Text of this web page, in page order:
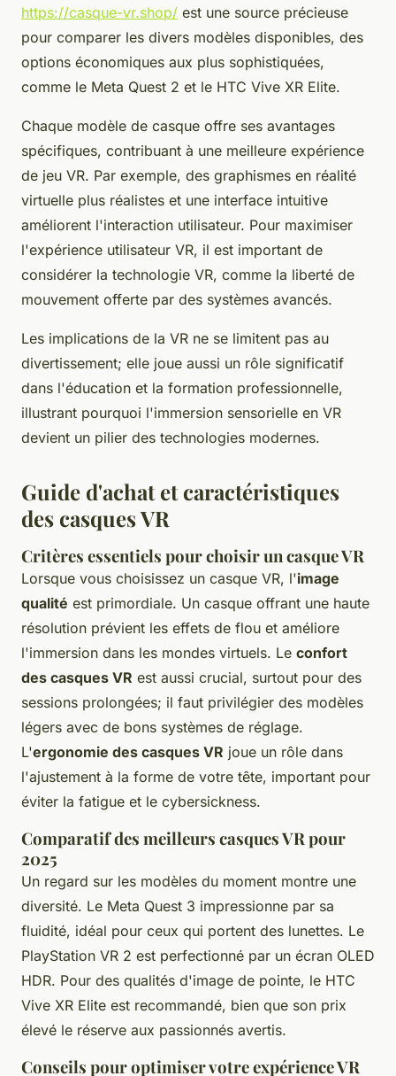
https://casque-vr.shop/ est une source précieuse
pour comparer les divers modèles disponibles, des
options économiques aux plus sophistiquées,
comme le Meta Quest 2 et le HTC Vive XR Elite.
Chaque modèle de casque offre ses avantages
spécifiques, contribuant à une meilleure expérience
de jeu VR. Par exemple, des graphismes en réalité
virtuelle plus réalistes et une interface intuitive
améliorent l'interaction utilisateur. Pour maximiser
l'expérience utilisateur VR, il est important de
considérer la technologie VR, comme la liberté de
mouvement offerte par des systèmes avancés.
Les implications de la VR ne se limitent pas au
divertissement; elle joue aussi un rôle significatif
dans l'éducation et la formation professionnelle,
illustrant pourquoi l'immersion sensorielle en VR
devient un pilier des technologies modernes.
Guide d'achat et caractéristiques
des casques VR
Critères essentiels pour choisir un casque VR
Lorsque vous choisissez un casque VR, l'image
qualité est primordiale. Un casque offrant une haute
résolution prévient les effets de flou et améliore
l'immersion dans les mondes virtuels. Le confort
des casques VR est aussi crucial, surtout pour des
sessions prolongées; il faut privilégier des modèles
légers avec de bons systèmes de réglage.
L'ergonomie des casques VR joue un rôle dans
l'ajustement à la forme de votre tête, important pour
éviter la fatigue et le cybersickness.
Comparatif des meilleurs casques VR pour
2025
Un regard sur les modèles du moment montre une
diversité. Le Meta Quest 3 impressionne par sa
fluidité, idéal pour ceux qui portent des lunettes. Le
PlayStation VR 2 est perfectionné par un écran OLED
HDR. Pour des qualités d'image de pointe, le HTC
Vive XR Elite est recommandé, bien que son prix
élevé le réserve aux passionnés avertis.
Conseils pour optimiser votre expérience VR